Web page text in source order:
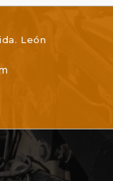
León